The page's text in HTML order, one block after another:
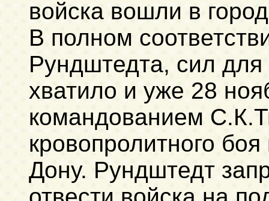
войска вошли в город
В полном
Рундштедта, сил
хватило и уже 28
командованием
кровопролитного
Дону. Рундштедт